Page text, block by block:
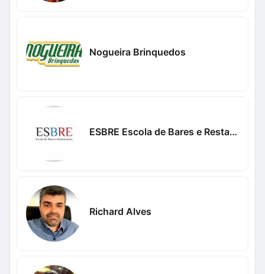
Nogueira Brinquedos
ESBRE Escola de Bares e Restaurantes
Richard Alves